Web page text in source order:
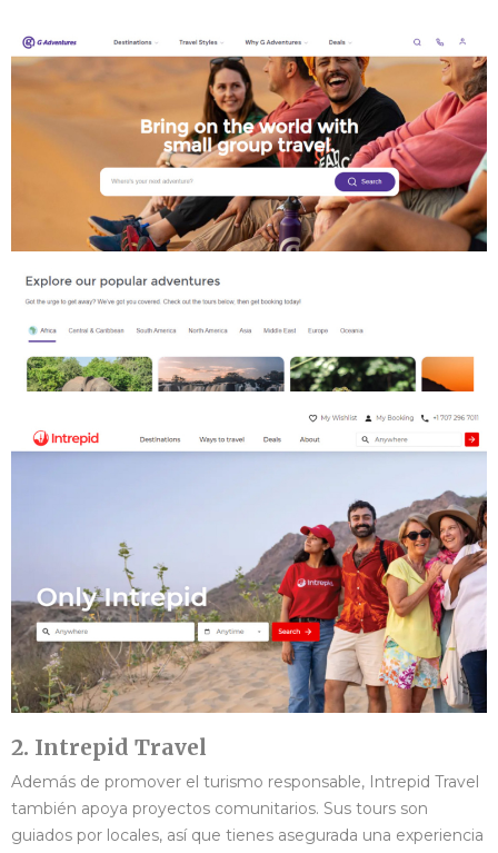
2. Intrepid Travel
Además de promover el turismo responsable, Intrepid Travel
también apoya proyectos comunitarios. Sus tours son
guiados por locales, así que tienes asegurada una experiencia